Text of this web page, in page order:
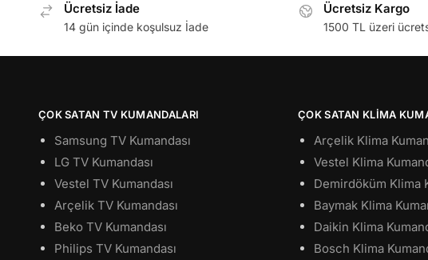
Ücretsiz İade
14 gün içinde koşulsuz İade
Ücretsiz Kargo
1500 TL üzeri
ÇOK SATAN TV KUMANDALARI
Samsung TV Kumandası
LG TV Kumandası
Vestel TV Kumandası
Arçelik TV Kumandası
Beko TV Kumandası
Philips TV Kumandası
ÇOK SATAN KLIMA
Arçelik Klima
Vestel Klima
Demirdöküm Klima
Baymak Klima
Daikin Klima
Bosch Klima